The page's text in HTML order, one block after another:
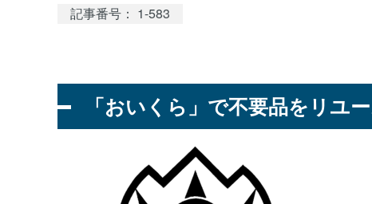
記事番号： 1-583
「おいくら」で不要品をリユ